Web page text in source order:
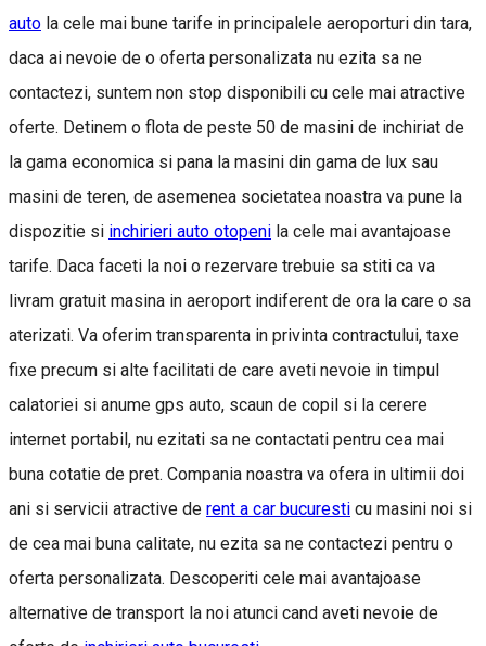
auto la cele mai bune tarife in principalele aeroporturi din tara,
daca ai nevoie de o oferta personalizata nu ezita sa ne
contactezi, suntem non stop disponibili cu cele mai atractive
oferte. Detinem o flota de peste 50 de masini de inchiriat de
la gama economica si pana la masini din gama de lux sau
masini de teren, de asemenea societatea noastra va pune la
dispozitie si inchirieri auto otopeni la cele mai avantajoase
tarife. Daca faceti la noi o rezervare trebuie sa stiti ca va
livram gratuit masina in aeroport indiferent de ora la care o sa
aterizati. Va oferim transparenta in privinta contractului, taxe
fixe precum si alte facilitati de care aveti nevoie in timpul
calatoriei si anume gps auto, scaun de copil si la cerere
internet portabil, nu ezitati sa ne contactati pentru cea mai
buna cotatie de pret. Compania noastra va ofera in ultimii doi
ani si servicii atractive de rent a car bucuresti cu masini noi si
de cea mai buna calitate, nu ezita sa ne contactezi pentru o
oferta personalizata. Descoperiti cele mai avantajoase
alternative de transport la noi atunci cand aveti nevoie de